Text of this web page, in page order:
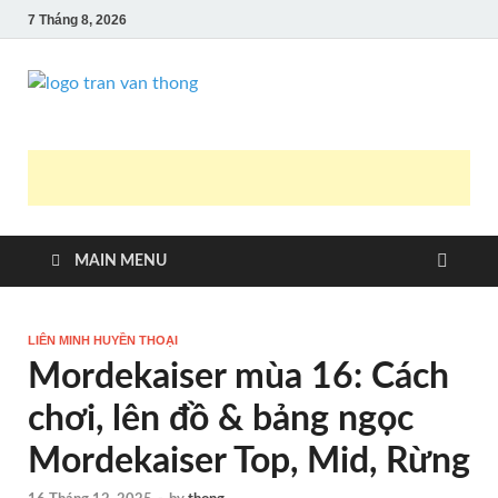
7 Tháng 8, 2026
Thông
MAIN MENU
LIÊN MINH HUYỀN THOẠI
Mordekaiser mùa 16: Cách
chơi, lên đồ & bảng ngọc
Mordekaiser Top, Mid, Rừng